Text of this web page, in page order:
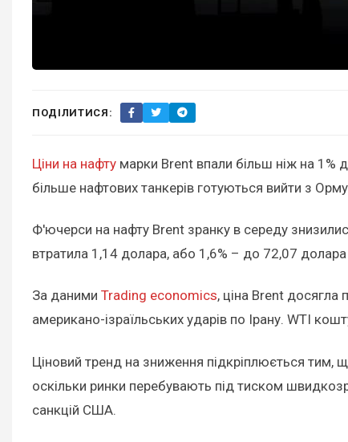
ПОДІЛИТИСЯ:
Ціни на нафту марки Brent впали більш ніж на 1%
більше нафтових танкерів готуються вийти з
Ф'ючерси на нафту Brent зранку в середу
втратила 1,14 долара, або 1,6% – до 72,07
За даними Trading economics, ціна Brent
американо-ізраїльських ударів по Ірану. WTI
Ціновий тренд на зниження підкріплюється тим,
оскільки ринки перебувають під тиском
санкцій США.